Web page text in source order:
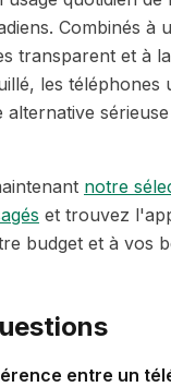
Combinés à
transparent et à
les téléphones
notre
et trouvez
budget et à vos
entre un